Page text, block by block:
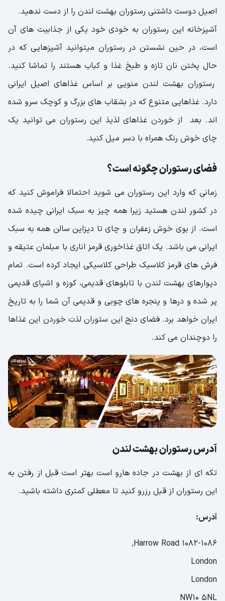
اصیل دوست داشتنی رستوران بهشت لندن را از دست ندهید.
آشپزخانه این رستوران به خودی خود یکی از جذابیت های آن
است، در حین نشستن در رستوران میتوانید آشپزهایی که در
حال پختن نان تازه و طبخ غذا و کباب هستند را تماشا کنید.
رستوران بهشت لندن منویی بر اساس غذاهای اصیل ایرانی
دارد. غذاهایی متنوع که در بشقاب های بزرگ و کوچک سرو شده
اند. بعد از خوردن غذاهای لذیذ این رستوران می توانید یک
چای خوش رنگ همراه با دسر میل کنید.
فضای رستوران چگونه است؟
زمانی که وارد این رستوران می شوید احتمالا فراموش کنید که
در کشور لندن هستید زیرا همه چیز به سبک ایرانی چیده شده
است. از بوی خوش زعفران و چای تا دیزاین سالن همه به سبک
ایرانی می باشد. یک اتاق غذاخوری قرمز اناری با مبلمان عتیقه و
فرش های قرمز کلاسیک طراحی کلاسیکی ایجاد کرده است. تمام
دیوارهای بهشت لندن با تابلوهای قدیمی، کوزه و اشیای قدیمی
پر شده و درها و پنجره های چوبی و قدیمی آن شما را به تاریخ
ایران خواهد برد. فضای دنج این ستوران لذت خوردن این غذاها
را دوچندان می کند.
آدرس رستوران بهشت لندن
تکه ای از بهشت در جاده هارو است بهتر است قبل از رفتن به
این رستوران از قبل رزرو کنید تا معطلی کمتری داشته باشید.
آدرس:
1082-1086 Harrow Road,
London
London
NW10 5NL